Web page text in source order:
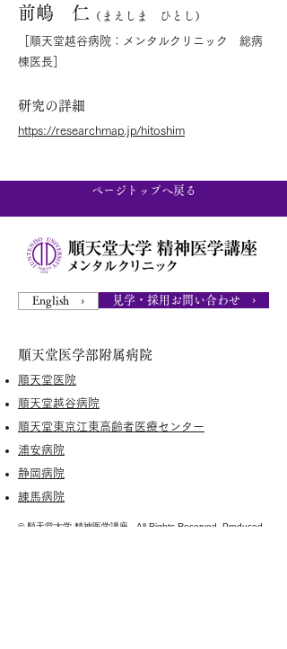
前嶋 仁 （まえしま ひとし）
［順天堂越谷病院：メンタルクリニック 総病
棟医長］
研究の詳細
https://researchmap.jp/hitoshim
ページトップへ戻る
English › 見学・採用お問い合わせ ›
順天堂医学部附属病院
順天堂医院
順天堂越谷病院
順天堂東京江東高齢者医療センター
浦安病院
静岡病院
練馬病院
© 順天堂大学 精神医学講座 . All Rights Reserved. Produced